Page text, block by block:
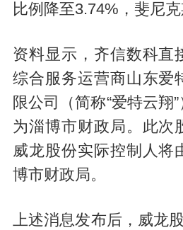
比例降至3.74%，斐尼克
资料显示，齐信数科直
综合服务运营商山东爱
限公司（简称“爱特云翔
为淄博市财政局。此次
威龙股份实际控制人将
博市财政局。
上述消息发布后，威龙